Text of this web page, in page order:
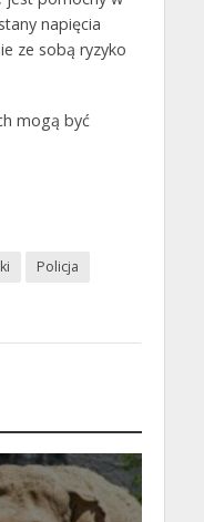
napięcia
ze sobą ryzyko
mogą być
Policja